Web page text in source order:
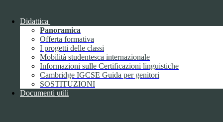
Didattica
Panoramica
Offerta formativa
I progetti delle classi
Mobilità studentesca internazionale
Informazioni sulle Certificazioni linguistiche
Cambridge IGCSE Guida per genitori
SOSTITUZIONI
Documenti utili